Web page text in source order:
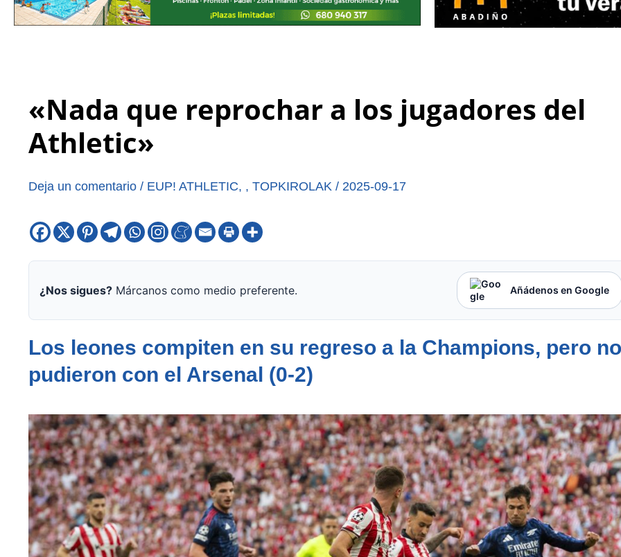
«Nada que reprochar a los jugadores del
Athletic»
Deja un comentario / EUP! ATHLETIC, , TOPKIROLAK / 2025-09-17
¿Nos sigues?Márcanos como medio preferente. Añádenos en Google
Los leones compiten en su regreso a la Champions, pero no
pudieron con el Arsenal (0-2)